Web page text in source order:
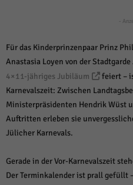
-
Für das Kinderprinzenpaar Prinz
Anastasia Loyen von der
4×11-jähriges Jubiläum
feiert –
Karnevalszeit: Zwischen
Ministerpräsidenten Hendrik Wüst
Auftritten erleben sie
Jülicher Karnevals.
Gerade in der Vor-Karnevalszeit
Der Terminkalender ist prall gefüllt
Datenschutzeinstellungen
Essenziell (1)
Essenzielle Cookies ermöglichen
einwandfreie Funktion der Website
Statistik Cookies erfassen